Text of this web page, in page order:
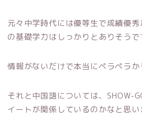
元々中学時代には優等生で成績優
の基礎学力はしっかりとありそう
情報がないだけで本当にペラペラか
それと中国語については、SHOW-
イートが関係しているのかなと思い